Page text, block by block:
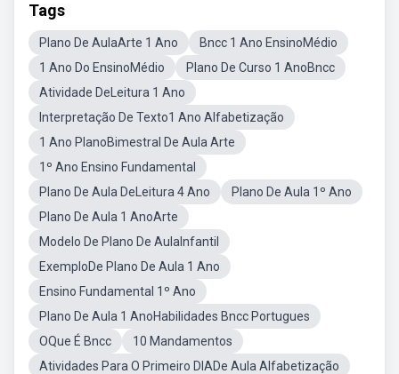
Tags
Plano De AulaArte 1 Ano
Bncc 1 Ano EnsinoMédio
1 Ano Do EnsinoMédio
Plano De Curso 1 AnoBncc
Atividade DeLeitura 1 Ano
Interpretação De Texto1 Ano Alfabetização
1 Ano PlanoBimestral De Aula Arte
1º Ano Ensino Fundamental
Plano De Aula DeLeitura 4 Ano
Plano De Aula 1º Ano
Plano De Aula 1 AnoArte
Modelo De Plano De AulaInfantil
ExemploDe Plano De Aula 1 Ano
Ensino Fundamental 1º Ano
Plano De Aula 1 AnoHabilidades Bncc Portugues
OQue É Bncc
10 Mandamentos
Atividades Para O Primeiro DIADe Aula Alfabetização